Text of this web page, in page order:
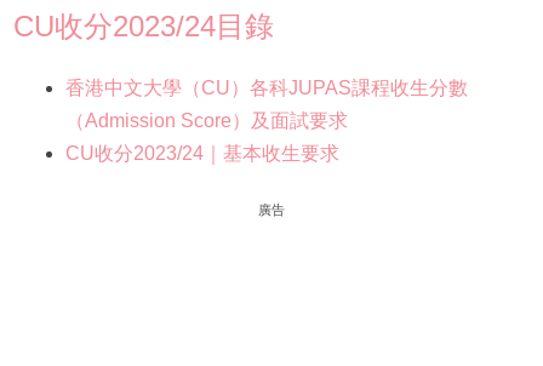
CU收分2023/24目錄
香港中文大學（CU）各科JUPAS課程收生分數
（Admission Score）及面試要求
CU收分2023/24｜基本收生要求
廣告